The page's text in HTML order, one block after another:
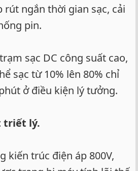
rút ngắn thời gian sạc, cải
pin.
sạc DC công suất cao,
sạc từ 10% lên 80% chỉ
ở điều kiện lý tưởng.
triết lý.
kiến trúc điện áp 800V,